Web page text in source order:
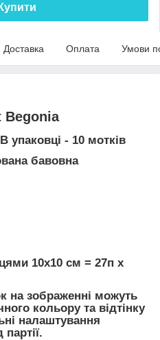
Купити
Доставка Оплата Умови
Begonia
упаковці - 10 мотків
бавовна
10х10 см = 27п х
на зображенні можуть
кольору та відтінку
налаштування